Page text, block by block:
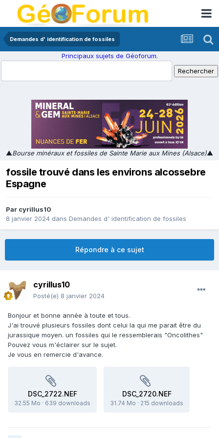
Demandes d' identification de fossiles
Principaux sujets de Géoforum.
▲Bourse minéraux et fossiles de Sainte Marie aux Mines (Alsace)▲
fossile trouvé dans les environs alcossebre
Espagne
Par cyrillus10
8 janvier 2024 dans Demandes d' identification de fossiles
Répondre à ce sujet
cyrillus10
Posté(e) 8 janvier 2024
Bonjour et bonne année à toute et tous.
J'ai trouvé plusieurs fossiles dont celui la qui me parait être du
jurassique moyen. un fossiles qui le ressemblerais "Oncolithes"
Pouvez vous m'éclairer sur le sujet.
Je vous en remercie d'avance.
DSC_2722.NEF
32.55 Mo · 639 downloads
DSC_2720.NEF
31.74 Mo · 215 downloads